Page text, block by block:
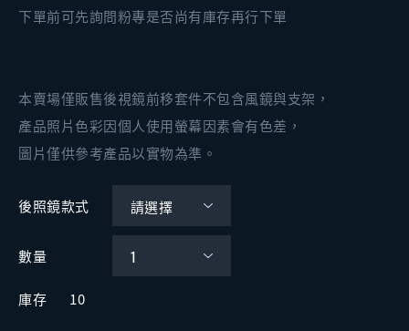
下單前可先詢問粉專是否尚有庫存再行下單
本賣場僅販售後視鏡前移套件不包含風鏡與支架，
產品照片色彩因個人使用螢幕因素會有色差，
圖片僅供參考產品以實物為準。
後照鏡款式
數量
庫存 10